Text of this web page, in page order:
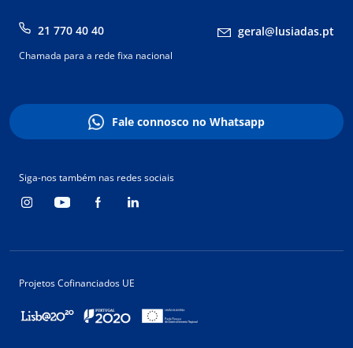
21 770 40 40 geral@lusiadas.pt
Chamada para a rede fixa nacional
Fale connosco no Whatsapp
Siga-nos também nas redes sociais
Projetos Cofinanciados UE